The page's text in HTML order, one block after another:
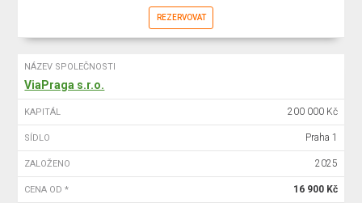
REZERVOVAT
NÁZEV SPOLEČNOSTI
ViaPraga s.r.o.
KAPITÁL 200 000 Kč
SÍDLO Praha 1
ZALOŽENO 2025
CENA OD * 16 900 Kč